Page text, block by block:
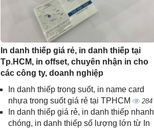
In danh thiếp giá rẻ, in danh thiếp tại
Tp.HCM, in offset, chuyên nhận in cho
các công ty, doanh nghiệp
In danh thiếp trong suốt, in name card
nhựa trong suốt giá rẻ tại TPHCM
284
In danh thiếp giá rẻ, in danh thiếp nhanh
chóng, in danh thiếp số lượng lớn từ In